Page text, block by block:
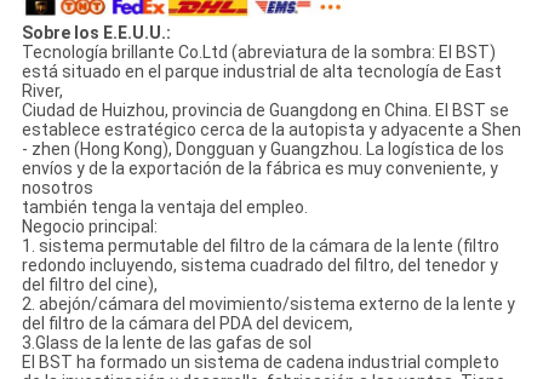
Sobre los E.E.U.U.:
Tecnología brillante Co.Ltd (abreviatura de la sombra: El BST)
está situado en el parque industrial de alta tecnología de East
River,
Ciudad de Huizhou, provincia de Guangdong en China. El BST se
establece estratégico cerca de la autopista y adyacente a Shen
- zhen (Hong Kong), Dongguan y Guangzhou. La logística de los
envíos y de la exportación de la fábrica es muy conveniente, y
nosotros
también tenga la ventaja del empleo.
Negocio principal:
1. sistema permutable del filtro de la cámara de la lente (filtro
redondo incluyendo, sistema cuadrado del filtro, del tenedor y
del filtro del cine),
2. abejón/cámara del movimiento/sistema externo de la lente y
del filtro de la cámara del PDA del devicem,
3.Glass de la lente de las gafas de sol
El BST ha formado un sistema de cadena industrial completo